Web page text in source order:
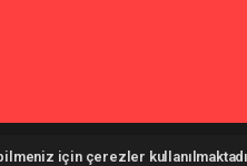
için çerezler
Copyright 2026 © haber yazılımı